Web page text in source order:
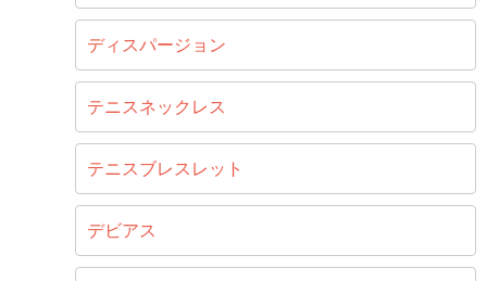
ディスパージョン
テニスネックレス
テニスブレスレット
デビアス